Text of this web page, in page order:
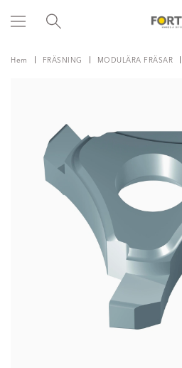
Hem FRÄSNING MODULÄRA FRÄSAR